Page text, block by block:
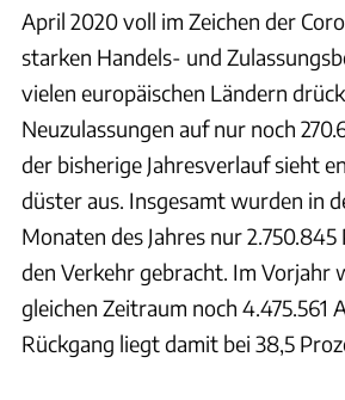
April 2020 voll im Zeichen der
starken Handels- und
vielen europäischen Ländern
Neuzulassungen auf nur noch
der bisherige Jahresverlauf sieht
düster aus. Insgesamt wurden in
Monaten des Jahres nur
den Verkehr gebracht. Im Vorjahr
gleichen Zeitraum noch 4.475.561
Rückgang liegt damit bei 38,5